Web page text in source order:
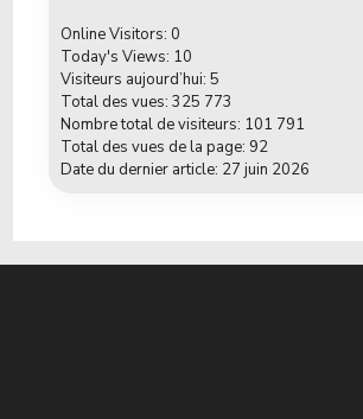
Online Visitors: 0
Today's Views: 10
Visiteurs aujourd’hui:5
Total des vues:325 773
Nombre total de visiteurs: 101 791
Total des vues de la page: 92
Date du dernier article: 27 juin 2026